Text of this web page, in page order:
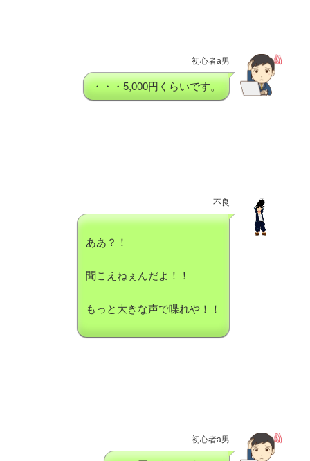
初心者a男
・・・5,000円くらいです。
不良
ああ？！
聞こえねぇんだよ！！
もっと大きな声で喋れや！！
初心者a男